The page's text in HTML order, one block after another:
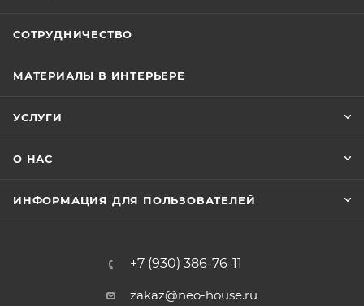
СОТРУДНИЧЕСТВО
МАТЕРИАЛЫ В ИНТЕРЬЕРЕ
УСЛУГИ
О НАС
ИНФОРМАЦИЯ ДЛЯ ПОЛЬЗОВАТЕЛЕЙ
+7 (930) 386-76-11
zakaz@neo-house.ru